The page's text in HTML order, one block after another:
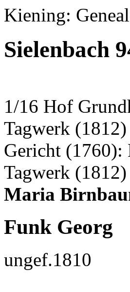
Kiening:
Sielenbach
1/16 Hof
Tagwerk (1812)
Gericht (1760):
Tagwerk (1812)
Maria
Funk Georg
ungef.1810